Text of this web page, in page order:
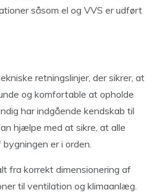
såsom el og VVS er udført
retningslinjer, der sikrer, at
og komfortable at opholde
har indgående kendskab til
hjælpe med at sikre, at alle
er i orden.
fra korrekt dimensionering af
til ventilation og klimaanlæg.